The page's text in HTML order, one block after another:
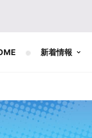
新着情報